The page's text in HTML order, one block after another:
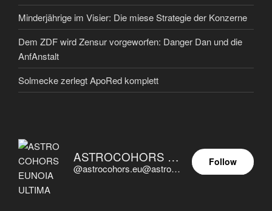
Minderjährige im Visier: Die miese Strategie der Konzerne
Dem ZDF wird Zensur vorgeworfen: Danger Dan und die
AnfAnstalt
Solmecke zerlegt ApoRed komplett
ASTROCOHORS EUNOIA ULTIMA
@astrocohors.eu@astrocohors.eu
Follow